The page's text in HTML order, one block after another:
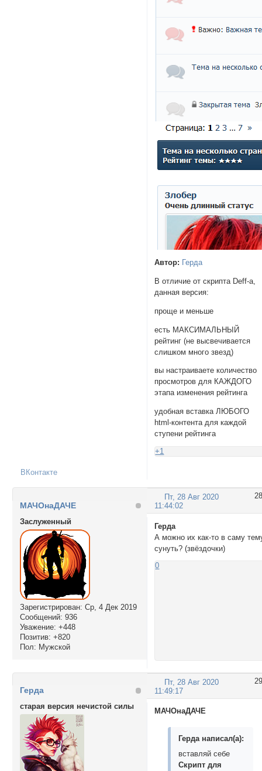
Автор: Герда
В отличие от скрипта Deff-а,
данная версия:
проще и меньше
есть МАКСИМАЛЬНЫЙ
рейтинг (не высвечивается
слишком много звезд)
вы настраиваете количество
просмотров для КАЖДОГО
этапа изменения рейтинга
удобная вставка ЛЮБОГО
html-контента для каждой
ступени рейтинга
+1
ВКонтакте
28
Пт, 28 Авг 2020
11:44:02
МАЧОнаДАЧЕ
Заслуженный
Зарегистрирован: Ср, 4 Дек 2019
Сообщений: 936
Уважение: +448
Позитив: +820
Пол: Мужской
Герда
А можно их как-то в саму
сунуть? (звёздочки)
0
29
Пт, 28 Авг 2020
11:49:17
Герда
старая версия нечистой силы
МАЧОнаДАЧЕ
Герда написал(а):
вставляй себе
Скрипт для